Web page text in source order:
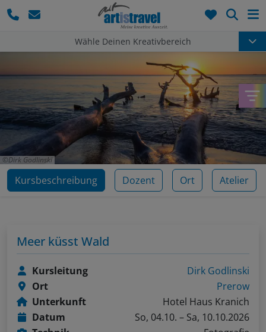
Wähle Deinen Kreativbereich
Dirk Godlinski
Kursbeschreibung Dozent Ort Atelier
Meer küsst Wald
Kursleitung
Dirk Godlinski
Ort
Prerow
Unterkunft
Hotel Haus Kranich
Datum
So, 04.10. – Sa, 10.10.2026